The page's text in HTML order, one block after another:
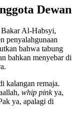
Dewan
Al-Habsyi,
penyalahgunaan
bahwa tabung
bahkan menyebar di
kalangan remaja.
whip pinkya,
ya, apalagi di